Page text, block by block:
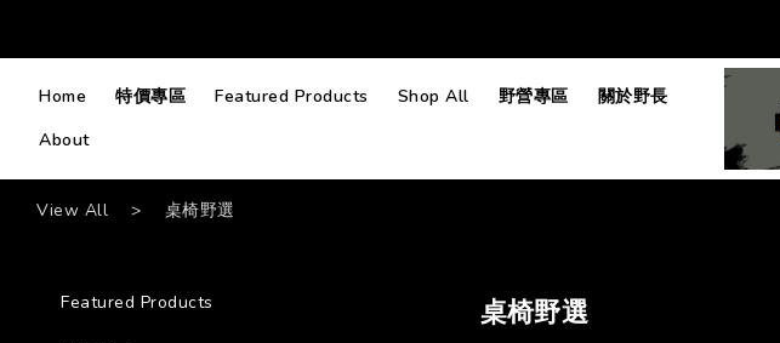
Home 特價專區 Featured Products Shop All 野營專區
關於野長
About
View All > 桌椅野選
Featured Products 桌椅野選